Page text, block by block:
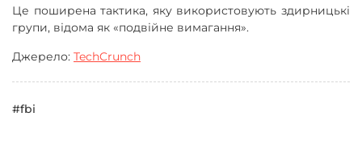
Це поширена тактика, яку використовують здирницькі
групи, відома як «подвійне вимагання».
Джерело: TechCrunch
#fbi